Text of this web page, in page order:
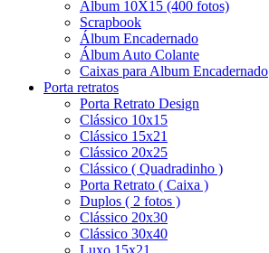
Álbum 10X15 (400 fotos)
Scrapbook
Álbum Encadernado
Álbum Auto Colante
Caixas para Album Encadernado
Porta retratos
Porta Retrato Design
Clássico 10x15
Clássico 15x21
Clássico 20x25
Clássico ( Quadradinho )
Porta Retrato ( Caixa )
Duplos ( 2 fotos )
Clássico 20x30
Clássico 30x40
Luxo 15x21